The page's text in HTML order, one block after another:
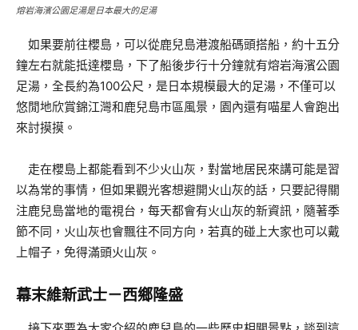
熔岩海濱公園足湯是日本最大的足湯
如果要前往櫻島，可以從鹿兒島港渡船碼頭搭船，約十五分
鐘左右就能抵達櫻島，下了船後步行十分鐘就有熔岩海濱公園
足湯，全長約為100公尺，是日本規模最大的足湯，不僅可以
悠閒地欣賞錦江灣和鹿兒島市區風景，園內還有喵星人會跑出
來討摸摸。
走在櫻島上都能看到不少火山灰，對當地居民來講可能是習
以為常的事情，但如果觀光客想避開火山灰的話，只要記得關
注鹿兒島當地的電視台，每天都會有火山灰的新資訊，隨著季
節不同，火山灰也會飄往不同方向，若真的碰上大家也可以戴
上帽子，免得滿頭火山灰。
幕末維新武士－西鄉隆盛